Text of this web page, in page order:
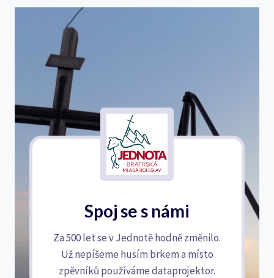
Spoj se s námi
Za 500 let se v Jednotě hodně změnilo.
Už nepíšeme husím brkem a místo
zpěvníků používáme dataprojektor.